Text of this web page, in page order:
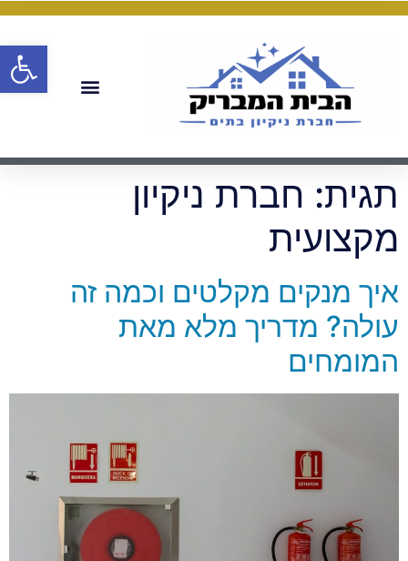
תגית: חברת ניקיון
מקצועית
איך מנקים מקלטים וכמה זה
עולה? מדריך מלא מאת
המומחים